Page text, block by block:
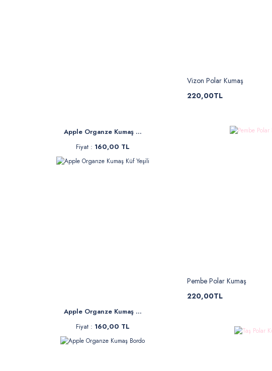
Apple Organze Kumaş ...
Fiyat : 160,00 TL
Apple Organze Kumaş ...
Fiyat : 160,00 TL
Vizon Polar Kumaş
220,00TL
Pembe Polar Kumaş
220,00TL